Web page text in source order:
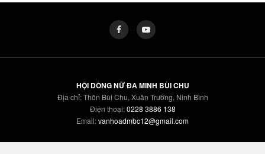
HỘI DÒNG NỮ ĐA MINH BÙI CHU
Địa chỉ: Thôn Bùi Chu, Xuân Trường, Ninh Bình
Điện thoại:0228 3886 138
Email:vanhoadmbc12@gmail.com